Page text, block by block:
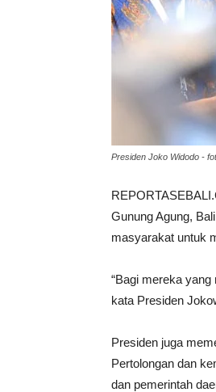
Presiden Joko Widodo -
Gunung Agung,
masyarakat untuk
“Bagi mereka
kata Presiden
Presiden juga
Pertolongan dan
dan pemerintah